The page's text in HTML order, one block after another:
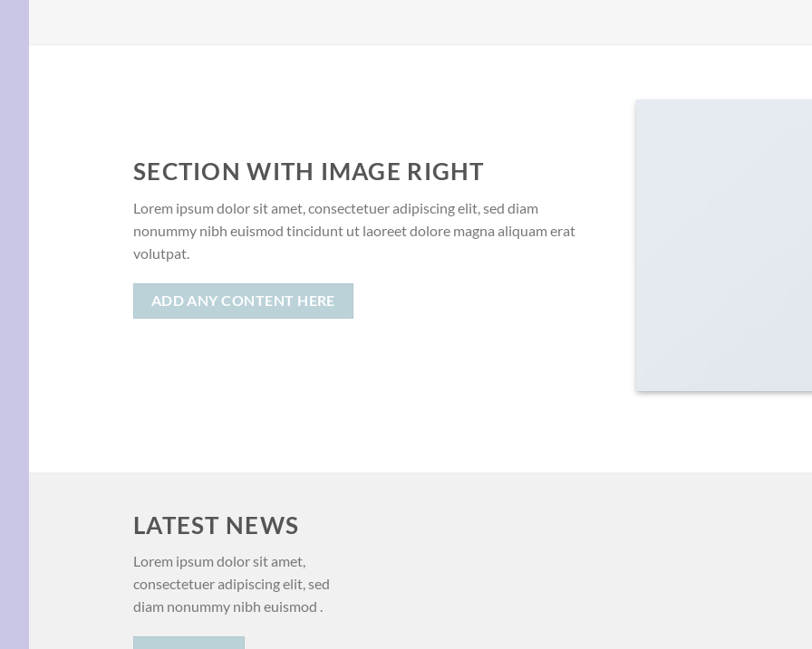
SECTION WITH IMAGE RIGHT
Lorem ipsum dolor sit amet, consectetuer adipiscing elit, sed diam
nonummy nibh euismod tincidunt ut laoreet dolore magna aliquam erat
volutpat.
ADD ANY CONTENT HERE
LATEST NEWS
Lorem ipsum dolor sit amet,
consectetuer adipiscing elit, sed
diam nonummy nibh euismod .